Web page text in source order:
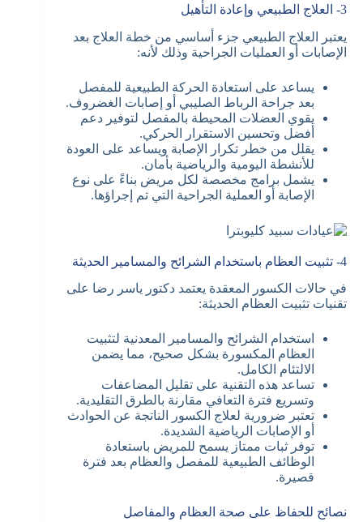
3- العلاج الطبيعي وإعادة التأهيل
يعتبر العلاج الطبيعي جزء أساسي من خطة العلاج بعد
الإصابات أو العمليات الجراحية وذلك لأنه:
يساعد على استعادة الحركة الطبيعية للمفصل
بعد جراحة الرباط الصليبي أو إصابات الغضروف.
يقوي العضلات المحيطة بالمفصل لتوفير دعم
أفضل وتحسين الاستقرار الحركي.
يقلل من خطر تكرار الإصابة ويساعد على العودة
للأنشطة اليومية والرياضية بأمان.
يشمل برامج مخصصة لكل مريض بناءً على نوع
الإصابة أو العملية الجراحية التي تم إجراؤها.
4- تثبيت العظام باستخدام الشرائح والمسامير الحديثة
في حالات الكسور المعقدة يعتمد دكتور ياسر رضا على
تقنيات تثبيت العظام الحديثة:
استخدام الشرائح والمسامير المعدنية لتثبيت
العظام المكسورة بشكل صحيح، مما يضمن
الالتئام الكامل.
تساعد هذه التقنية على تقليل المضاعفات
وتسريع فترة التعافي مقارنة بالطرق التقليدية.
تعتبر ضرورية لعلاج الكسور الناتجة عن الحوادث
أو الإصابات الرياضية الشديدة.
توفر ثبات ممتاز يسمح للمريض باستعادة
الوظائف الطبيعية للمفصل والعظام بعد فترة
قصيرة.
نصائح للحفاظ على صحة العظام والمفاصل